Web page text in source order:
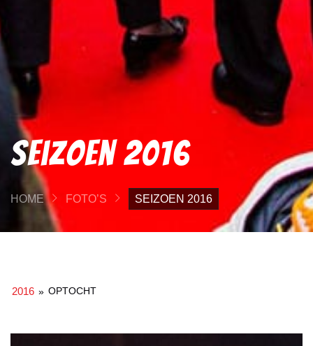
Seizoen 2016
HOME FOTO’S SEIZOEN 2016
2016 » OPTOCHT